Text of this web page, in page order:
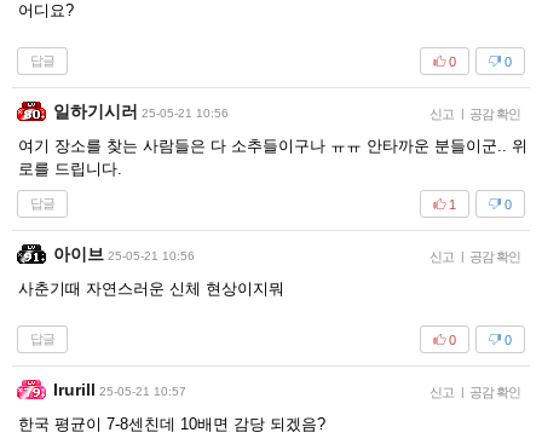
어디요?
답글 0
0
일하기시러 25-05-21 10:56 신고 | 공감 확인
여기 장소를 찾는 사람들은 다 소추들이구나 ㅠㅠ 안타까운 분들이군.. 위
로를 드립니다.
답글 0
1
아이브 25-05-21 10:56 신고 | 공감 확인
사춘기때 자연스러운 신체 현상이지뭐
답글 0
0
Irurill 25-05-21 10:57 신고 | 공감 확인
한국 평균이 7-8센친데 10배면 감당 되겠음?